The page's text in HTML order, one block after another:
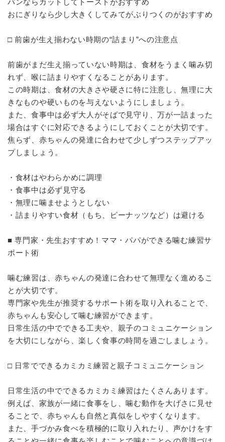
パンならカットしてトーストがおすすめ
おにぎりなら少し大きくしてみてがぶりつくのがおすすめ
□ 前歯が生え揃わない時期の“詰まり”への注意点
前歯がまだ生え揃っていない時期は、食材をうまく噛み切
れず、喉に詰まりやすくなることがあります。
この時期は、食材の大きさや硬さに特に注意し、無理に大
きなものや硬いものを与えないようにしましょう。
また、食事中は必ず大人がそばで見守り、万が一詰まった
場合はすぐに対応できるようにしておくことが大切です。
焦らず、赤ちゃんの発達に合わせて少しずつステップアッ
プしましょう。
・食材はやわらかめに調理
・食事中は必ず見守る
・無理に噛ませようとしない
・詰まりやすい食材（もち、ピーナッツなど）は避ける
■ 専門家・先生おすすめ！ママ・パパができる噛む練習サ
ポート術
噛む練習は、赤ちゃんの発達に合わせて無理なく進めるこ
とが大切です。
専門家や先生が推奨するサポート術を取り入れることで、
赤ちゃんも安心して噛む練習ができます。
日常生活の中でできる工夫や、親子のコミュニケーション
を大切にしながら、楽しく食事の時間を過ごしましょう。
□ 日常でできるカミカミ練習と親子コミュニケーション
日常生活の中でできるカミカミ練習はたくさんあります。
例えば、家族が一緒に食事をし、噛む動作を大げさに見せ
ることで、赤ちゃんも自然と真似をしやすくなります。
また、手づかみ食べを積極的に取り入れたり、声かけをす